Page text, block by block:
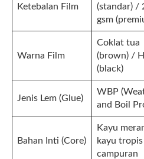
Ketebalan Film
(standar) /
gsm
Warna Film
Coklat tua
(brown) /
(black)
Jenis Lem (Glue)
WBP
and Boil
Bahan Inti (Core)
Kayu
kayu tropis
campuran